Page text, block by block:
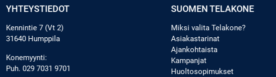
YHTEYSTIEDOT
Kennintie 7 (Vt 2)
31640 Humppila
Konemyynti:
Puh. 029 7031 9701
SUOMEN TELAKONE
Miksi valita Telakone?
Asiakastarinat
Ajankohtaista
Kampanjat
Huoltosopimukset